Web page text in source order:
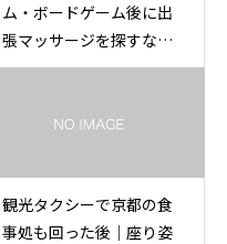
ム・ボードゲーム後に出
張マッサージを探すなら
ほぐしまん京都店へ
観光タクシーで京都の食
事処も回った後｜座り姿